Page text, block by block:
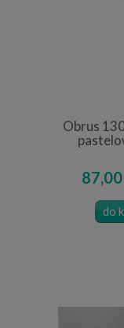
Obrus
87,00
do